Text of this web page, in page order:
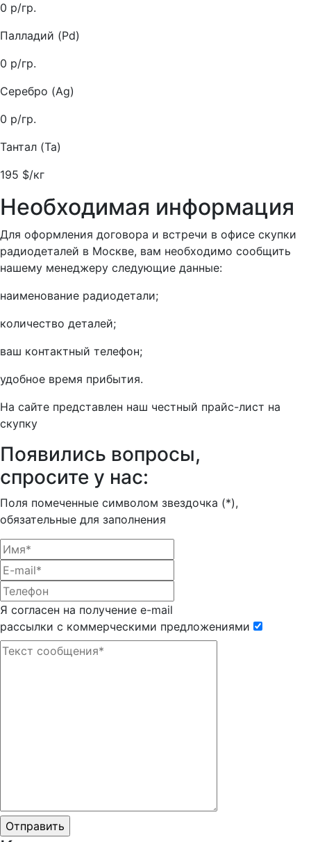
0 р/гр.
Палладий (Pd)
0 р/гр.
Серебро (Ag)
0 р/гр.
Тантал (Ta)
195 $/кг
Необходимая информация
Для оформления договора и встречи в офисе скупки
радиодеталей в Москве, вам необходимо сообщить
нашему менеджеру следующие данные:
наименование радиодетали;
количество деталей;
ваш контактный телефон;
удобное время прибытия.
На сайте представлен наш честный прайс-лист на
скупку
Появились вопросы,
спросите у нас:
Поля помеченные символом звездочка (*),
обязательные для заполнения
Я согласен на получение e-mail
рассылки с коммерческими предложениями